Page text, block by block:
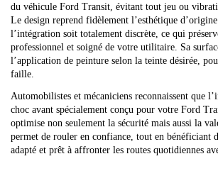
du véhicule Ford Transit, évitant tout jeu ou
Le design reprend fidèlement l’esthétique
l’intégration soit totalement discrète, ce qui
professionnel et soigné de votre utilitaire. Sa
l’application de peinture selon la teinte désirée,
faille.
Automobilistes et mécaniciens reconnaissent que
choc avant spécialement conçu pour votre Ford
optimise non seulement la sécurité mais aussi la
permet de rouler en confiance, tout en bénéficiant
adapté et prêt à affronter les routes quotidiennes